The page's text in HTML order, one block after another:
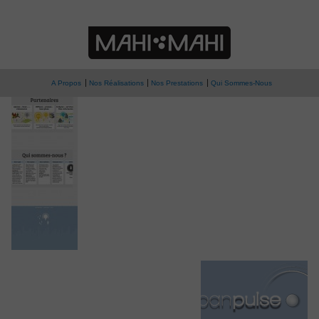
A Propos Nos Réalisations Nos Prestations Qui Sommes-Nous